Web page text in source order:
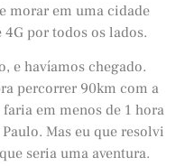
morar em uma cidade
por todos os lados.
e havíamos chegado.
percorrer 90km com a
em menos de 1 hora
Mas eu que resolvi
seria uma aventura.